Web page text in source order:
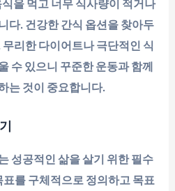
을 먹고 너무 식사량이 적거나
다. 건강한 간식 옵션을 찾아두
리한 다이어트나 극단적인 식
수 있으니 꾸준한 운동과 함께
는 것이 중요합니다.
성공적인 삶을 살기 위한 필수
를 구체적으로 정의하고 목표